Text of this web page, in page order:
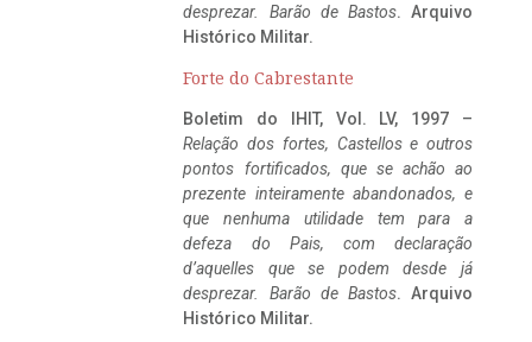
desprezar. Barão de Bastos. Arquivo
Histórico Militar.
Forte do Cabrestante
Boletim do IHIT, Vol. LV, 1997 –
Relação dos fortes, Castellos e outros
pontos fortificados, que se achão ao
prezente inteiramente abandonados, e
que nenhuma utilidade tem para a
defeza do Pais, com declaração
d’aquelles que se podem desde já
desprezar. Barão de Bastos. Arquivo
Histórico Militar.